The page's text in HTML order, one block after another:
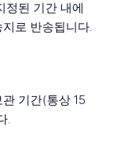
정된 기간 내에
로 반송됩니다.
기간(통상 15
.